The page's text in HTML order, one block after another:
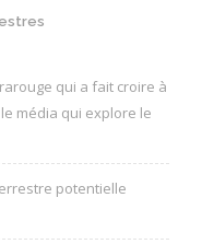
qui a fait croire à
média qui explore le
potentielle